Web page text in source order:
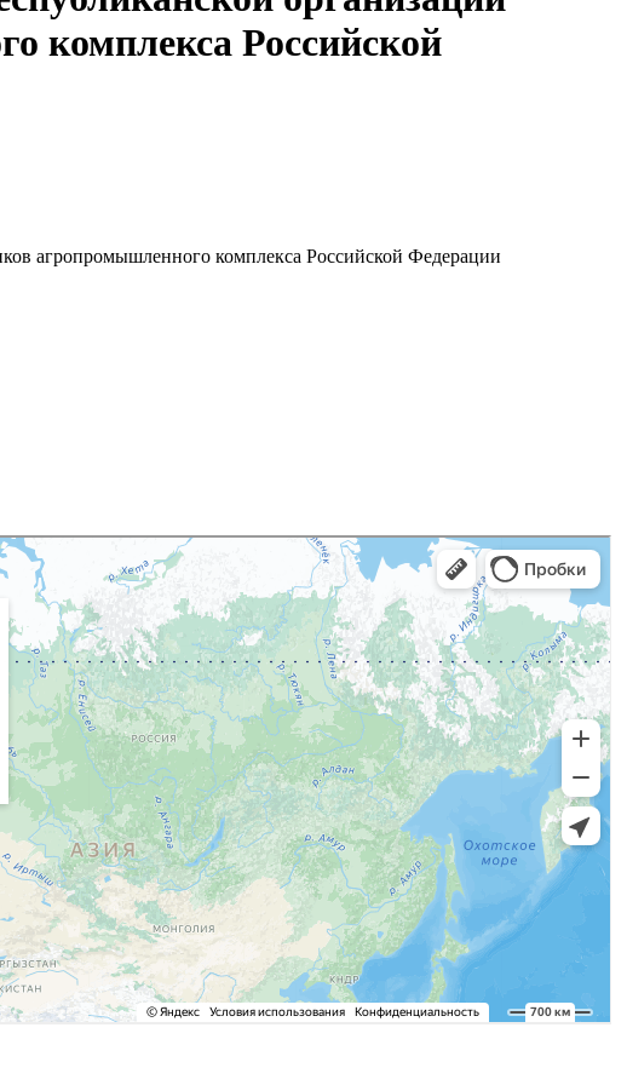
комплекса Российской
агропромышленного комплекса Российской Федерации